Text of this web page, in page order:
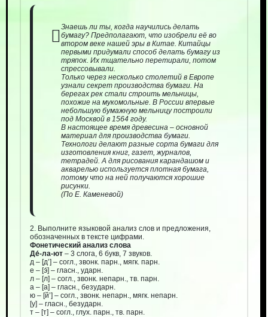
Знаешь ли ты, когда научились делать
бумагу? Предполагают, что изобрели её во
втором веке нашей эры в Китае. Китайцы
первыми придумали способ делать бумагу из
тряпок. Их тщательно перетирали, потом
спрессовывали.
Только через несколько столетий в Европе
узнали секрет производства бумаги. На
берегах рек стали строить мельницы,
похожие на мукомольные. В России впервые
небольшую бумажную мельницу построили
под Москвой в 1564 году.
В настоящее время древесина – основной
материал для производства бумаги.
Технологи делают разные сорта бумаги для
изготовления книг, газет, журналов,
тетрадей. А для рисования карандашом и
акварелью используется плотная бумага,
потому что на ней получаются хорошие
рисунки.
(По Е. Каменевой)
2. Выполните языковой анализ слов и предложения,
обозначенных в тексте цифрами.
Фонетический анализ слова
Де́-ла-ют– 3 слога, 6 букв, 7 звуков.
д – [д’] – согл., звонк. парн., мягк. парн.
е – [э́] – гласн., ударн.
л – [л] – согл., звонк. непарн., тв. парн.
а – [а] – гласн., безударн.
ю – [й’] – согл., звонк. непарн., мягк. непарн.
[у] – гласн., безударн.
т – [т] – согл., глух. парн., тв. парн.